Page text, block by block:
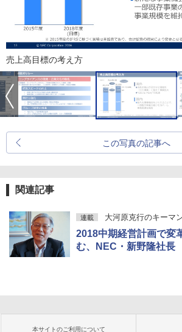
売上高目標の考え方
この写真の記事へ
関連記事
連載 大河原克行のキーマ
2018中期経営計画で変
む、NEC・新野隆社長
本サイトのご利用について